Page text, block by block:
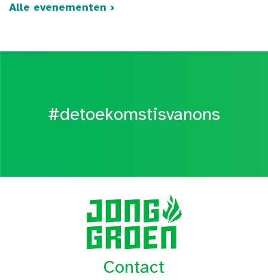
Alle evenementen ›
#detoekomstisvanons
Contact